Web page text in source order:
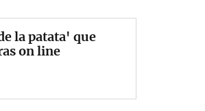
la patata' que
on line